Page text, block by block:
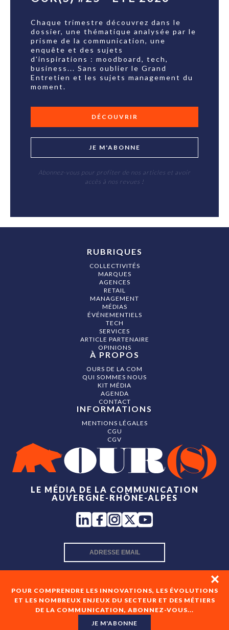
Chaque trimestre découvrez dans le
dossier, une thématique analysée par le
prisme de la communication, une
enquête et des sujets
d'inspirations : moodboard, tech,
business... Sans oublier le Grand
Entretien et les sujets management du
moment.
DÉCOUVRIR
JE M'ABONNE
Abonnez-vous pour profiter de nos articles et avoir
accès à nos revues !
POUR COMPRENDRE LES INNOVATIONS, LES ÉVOLUTIONS
ET LES NOMBREUX ENJEUX DU SECTEUR ET DES MÉTIERS
DE LA COMMUNICATION, ABONNEZ-VOUS...
JE M'ABONNE
LE MÉDIA DE LA COMMUNICATION
AUVERGNE-RHÔNE-ALPES
En cochant cette case, je consens à recevoir les newsletters
RUBRIQUES
COLLECTIVITÉS
MARQUES
AGENCES
RETAIL
MANAGEMENT
MÉDIAS
ÉVÉNEMENTIELS
TECH
SERVICES
ARTICLE PARTENAIRE
OPINIONS
À PROPOS
OURS DE LA COM
QUI SOMMES NOUS
KIT MÉDIA
AGENDA
CONTACT
INFORMATIONS
MENTIONS LÉGALES
CGU
CGV